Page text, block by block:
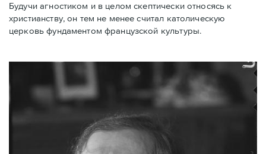
Будучи агностиком и в целом скептически относясь к
христианству, он тем не менее считал католическую
церковь фундаментом французской культуры.